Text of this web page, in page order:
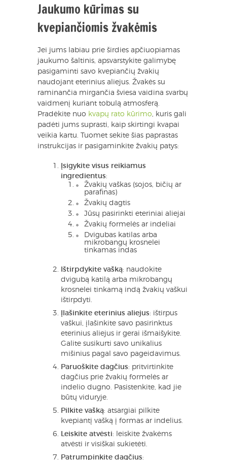
Jaukumo kūrimas su
kvepiančiomis žvakėmis
Jei jums labiau prie širdies apčiuopiamas
jaukumo šaltinis, apsvarstykite galimybę
pasigaminti savo kvepiančių žvakių
naudojant eterinius aliejus. Žvakės su
raminančia mirgančia šviesa vaidina svarbų
vaidmenį kuriant tobulą atmosferą.
Pradėkite nuo kvapų rato kūrimo, kuris gali
padėti jums suprasti, kaip skirtingi kvapai
veikia kartu. Tuomet sekite šias paprastas
instrukcijas ir pasigaminkite žvakių patys:
Įsigykite visus reikiamus
ingredientus:
Žvakių vaškas (sojos, bičių ar
parafinas)
Žvakių dagtis
Jūsų pasirinkti eteriniai aliejai
Žvakių formelės ar indeliai
Dvigubas katilas arba
mikrobangų krosnelei
tinkamas indas
Ištirpdykite vašką: naudokite
dvigubą katilą arba mikrobangų
krosnelei tinkamą indą žvakių vaškui
ištirpdyti.
Įlašinkite eterinius aliejus: ištirpus
vaškui, įlašinkite savo pasirinktus
eterinius aliejus ir gerai išmaišykite.
Galite susikurti savo unikalius
mišinius pagal savo pageidavimus.
Paruoškite dagčius: pritvirtinkite
dagčius prie žvakių formelės ar
indelio dugno. Pasistenkite, kad jie
būtų viduryje.
Pilkite vašką: atsargiai pilkite
kvepiantį vašką į formas ar indelius.
Leiskite atvėsti: leiskite žvakėms
atvėsti ir visiškai sukietėti.
Patrumpinkite dagčius: